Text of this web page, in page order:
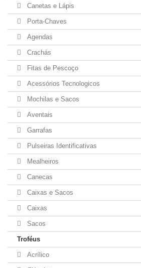
Canetas e Lápis
Porta-Chaves
Agendas
Crachás
Fitas de Pescoço
Acessórios Tecnologicos
Mochilas e Sacos
Aventais
Garrafas
Pulseiras Identificativas
Mealheiros
Canecas
Caixas e Sacos
Caixas
Sacos
Troféus
Acrílico